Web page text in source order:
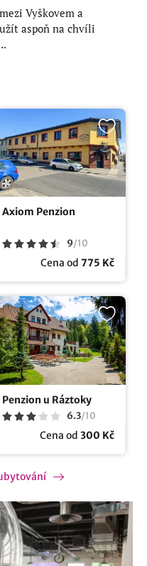
Vyškovem a
aspoň na chvíli
Axiom Penzion
9/10
Cena od 775 Kč
Penzion u Ráztoky
6.3/10
Cena od 300 Kč